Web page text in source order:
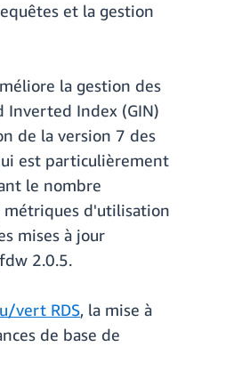
et la gestion
la gestion des
Inverted Index (GIN)
de la version 7 des
est particulièrement
le nombre
métriques d'utilisation
mises à jour
2.0.5.
vert RDS, la mise à
de base de